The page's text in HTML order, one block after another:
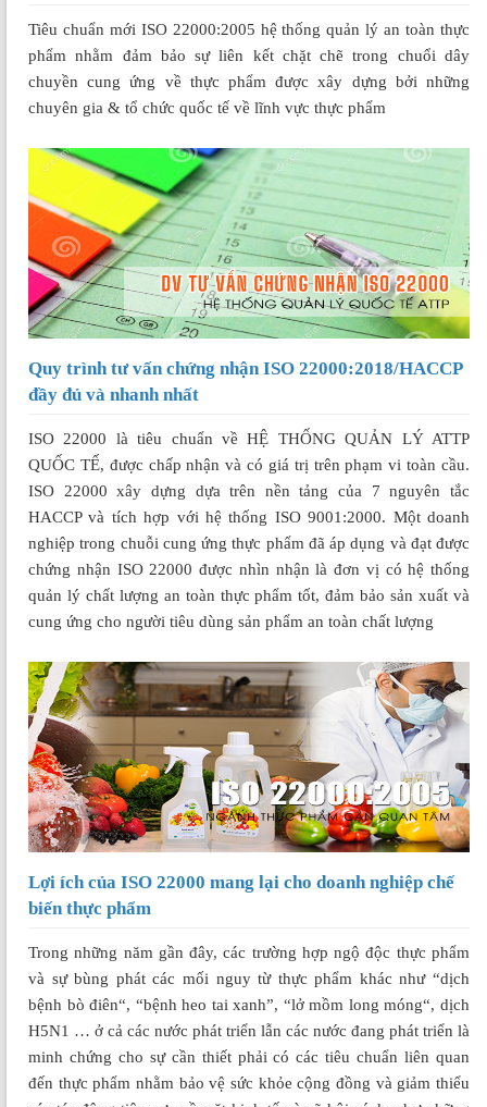
Tiêu chuẩn mới ISO 22000:2005 hệ thống quản lý an toàn thực
phẩm nhằm đảm bảo sự liên kết chặt chẽ trong chuổi dây
chuyền cung ứng về thực phẩm được xây dựng bởi những
chuyên gia & tổ chức quốc tế về lĩnh vực thực phẩm
Quy trình tư vấn chứng nhận ISO 22000:2018/HACCP
đầy đủ và nhanh nhất
ISO 22000 là tiêu chuẩn về HỆ THỐNG QUẢN LÝ ATTP
QUỐC TẾ, được chấp nhận và có giá trị trên phạm vi toàn cầu.
ISO 22000 xây dựng dựa trên nền tảng của 7 nguyên tắc
HACCP và tích hợp với hệ thống ISO 9001:2000. Một doanh
nghiệp trong chuỗi cung ứng thực phẩm đã áp dụng và đạt được
chứng nhận ISO 22000 được nhìn nhận là đơn vị có hệ thống
quản lý chất lượng an toàn thực phẩm tốt, đảm bảo sản xuất và
cung ứng cho người tiêu dùng sản phẩm an toàn chất lượng
Lợi ích của ISO 22000 mang lại cho doanh nghiệp chế
biến thực phẩm
Trong những năm gần đây, các trường hợp ngộ độc thực phẩm
và sự bùng phát các mối nguy từ thực phẩm khác như “dịch
bệnh bò điên“, “bệnh heo tai xanh”, “lở mồm long móng“, dịch
H5N1 … ở cả các nước phát triển lẫn các nước đang phát triển là
minh chứng cho sự cần thiết phải có các tiêu chuẩn liên quan
đến thực phẩm nhằm bảo vệ sức khỏe cộng đồng và giảm thiểu